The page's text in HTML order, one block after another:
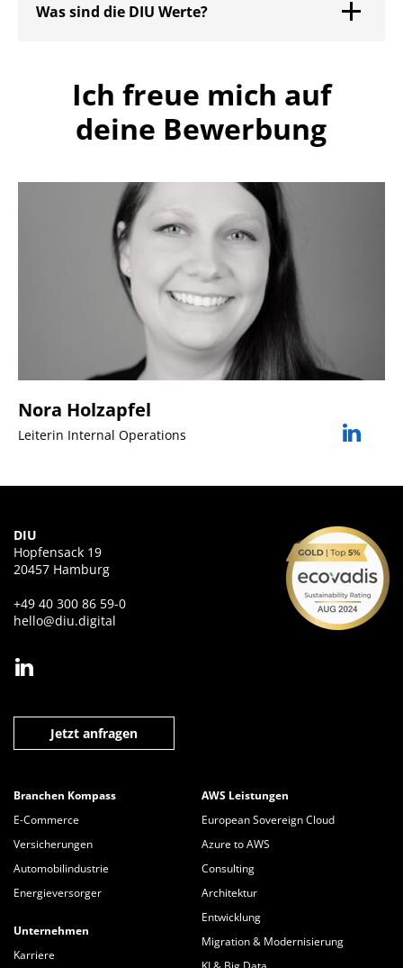
Was sind die DIU Werte?
Ich freue mich auf
deine Bewerbung
Nora Holzapfel
Leiterin Internal Operations
DIU
Hopfensack 19
20457 Hamburg
+49 40 300 86 59-0
hello@diu.digital
Jetzt anfragen
Branchen Kompass
E-Commerce
Versicherungen
Automobilindustrie
Energieversorger
Unternehmen
Karriere
AWS Leistungen
European Sovereign Cloud
Azure to AWS
Consulting
Architektur
Entwicklung
Migration & Modernisierung